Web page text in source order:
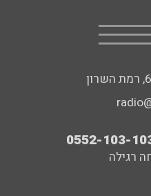
רגילה